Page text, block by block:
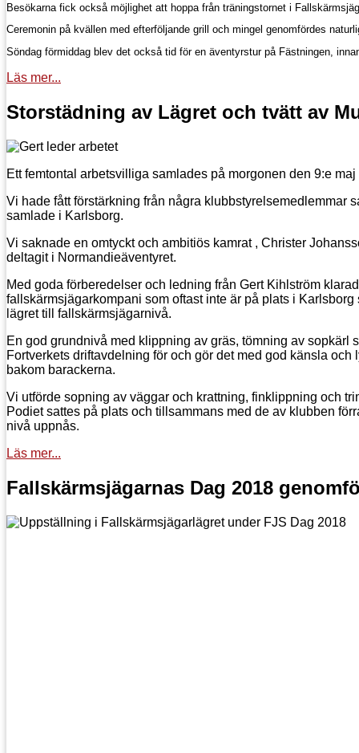
Besökarna fick också möjlighet att hoppa från träningstornet i
Ceremonin på kvällen med efterföljande grill och mingel genomfördes
Söndag förmiddag blev det också tid för en äventyrstur på Fästningen,
Läs mer...
Storstädning av Lägret och tvätt av
Ett femtontal arbetsvilliga samlades på morgonen den 9:e
Vi hade fått förstärkning från några klubbstyrelsemedlemmar
samlade i Karlsborg.
Vi saknade en omtyckt och ambitiös kamrat , Christer
deltagit i Normandieäventyret.
Med goda förberedelser och ledning från Gert Kihlström
fallskärmsjägarkompani som oftast inte är på plats i
lägret till fallskärmsjägarnivå.
En god grundnivå med klippning av gräs, tömning av
Fortverkets driftavdelning för och gör det med god känsla
bakom barackerna.
Vi utförde sopning av väggar och krattning, finklippning och
Podiet sattes på plats och tillsammans med de av klubben
nivå uppnås.
Läs mer...
Fallskärmsjägarnas Dag 2018